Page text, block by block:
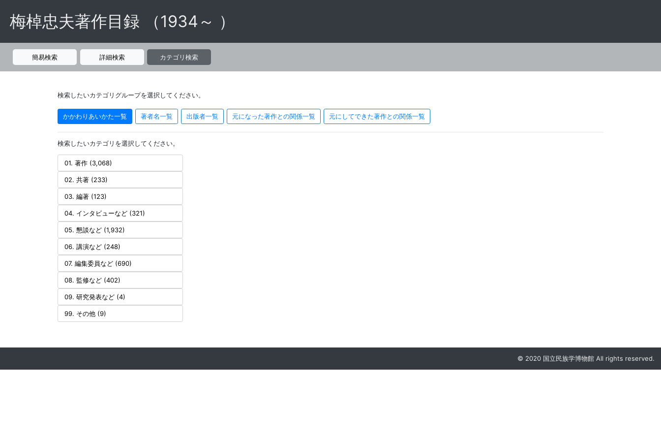
梅棹忠夫著作目録 （1934～ ）
簡易検索 詳細検索 カテゴリ検索
検索したいカテゴリグループを選択してください。
かかわりあいかた一覧 著者名一覧 出版者一覧 元になった著作との関係一覧 元にしてできた著作との関係一覧
検索したいカテゴリを選択してください。
01. 著作 (3,068)
02. 共著 (233)
03. 編著 (123)
04. インタビューなど (321)
05. 懇談など (1,932)
06. 講演など (248)
07. 編集委員など (690)
08. 監修など (402)
09. 研究発表など (4)
99. その他 (9)
© 2020 国立民族学博物館 All rights reserved.